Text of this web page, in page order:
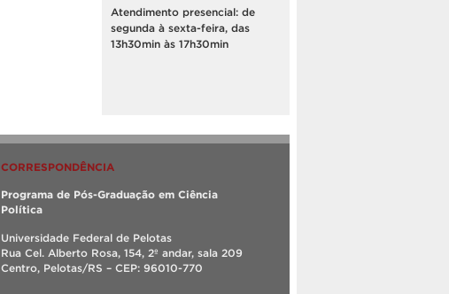
Atendimento presencial: de
segunda à sexta-feira, das
13h30min às 17h30min
CORRESPONDÊNCIA
Programa de Pós-Graduação em Ciência
Política
Universidade Federal de Pelotas
Rua Cel. Alberto Rosa, 154, 2º andar, sala 209
Centro, Pelotas/RS – CEP: 96010-770